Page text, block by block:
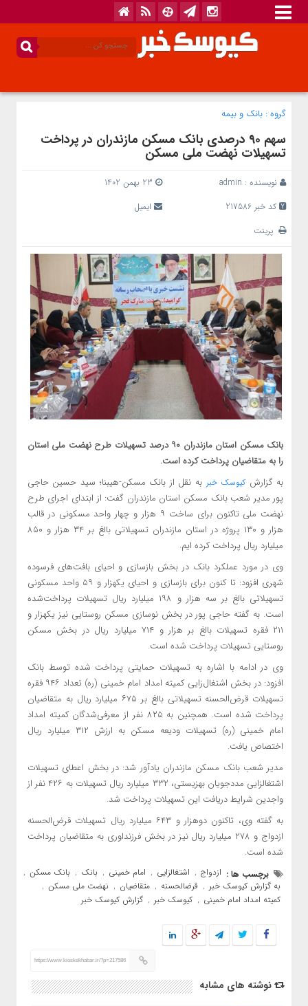
گروه : بانک‌ و بیمه
سهم ۹۰ درصدی بانک مسکن مازندران در پرداخت
تسهیلات نهضت ملی مسکن
نویسنده : admin
کد خبر 217586
ایمیل
پرینت
بانک مسکن استان مازندران ۹۰ درصد تسهیلات طرح نهضت ملی استان
را به متقاضیان پرداخت کرده است.
به گزارش کیوسک خبر به نقل از بانک مسکن-هیبنا؛ سید حسین حاجی
پور مدیر شعب بانک مسکن استان مازندران گفت: از ابتدای اجرای طرح
نهضت ملی تاکنون برای ساخت ۹ هزار و چهار واحد مسکونی در قالب
هزار و ۱۳۰ پروژه در استان مازندران تسهیلاتی بالغ بر ۳۴ هزار و ۸۵۰
میلیارد ریال پرداخت کرده ایم.
وی در مورد عملکرد بانک در بخش بازسازی و احیای بافت‌های فرسوده
شهری افزود: تا کنون برای بازسازی و احیای یکهزار و ۵۹ واحد مسکونی
تسهیلاتی بالغ‌ بر سه هزار و ۱۹۸ میلیارد ریال تسهیلات پرداخت‌شده
است. به گفته حاجی پور در بخش نوسازی مسکن روستایی نیز یکهزار و
۲۱۱ فقره تسهیلات بالغ‌ بر هزار و ۷۱۴ میلیارد ریال در بخش مسکن
روستایی تسهیلات پرداخت شده است.
وی در ادامه با اشاره به تسهیلات حمایتی پرداخت شده توسط بانک
افزود: در بخش اشتغال‌زایی کمیته امداد امام خمینی (ره) تعداد ۹۴۶ فقره
تسهیلات قرض‌الحسنه تسهیلاتی بالغ‌ بر ۶۷۵ میلیارد ریال به متقاضیان
پرداخت شده است. همچنین به ۸۲۵ نفر از معرفی‌شدگان کمیته‌ امداد
امام خمینی (ره) تسهیلات ودیعه‌ مسکن به ارزش ۳۱۲ میلیارد ریال
اختصاص یافت.
مدیر شعب بانک مسکن مازندران یادآور شد: در بخش اعطای تسهیلات
اشتغالزایی مددجویان بهزیستی، ۳۳۲ میلیارد ریال تسهیلات به ۴۲۶ نفر از
واجدین شرایط دریافت این تسهیلات پرداخت شد.
به گفته وی، تاکنون دوهزار و ۶۴۳ میلیارد ریال تسهیلات قرض‌الحسنه
ازدواج و ۲۷۸ میلیارد ریال نیز در بخش فرزنداوری به متقاضیان پرداخت
شده است.
برچسب ها : ازدواج , اشتغالزایی , امام خمینی , بانک , بانک مسکن ,
به گزارش کیوسک خبر , قرضالحسنه , متقاضیان , نهضت ملی مسکن ,
کمیته امداد امام خمینی , کیوسک خبر , گزارش کیوسک خبر
https://www.kioskekhabar.ir/?p=217586
نوشته های مشابه